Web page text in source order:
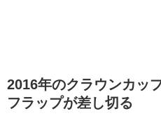
2016年のクラウンカッ
フラップが差し切る